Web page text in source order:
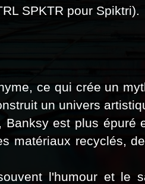
SPKTR pour Spiktri).
ce qui crée un
un univers
Banksy est plus
matériaux recyclés,
l'humour et le